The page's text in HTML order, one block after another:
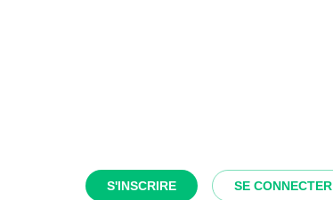
S'INSCRIRE SE CONNECTER